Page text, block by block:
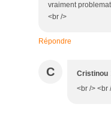
vraiment
<br />
Répondre
C Cristinou
<br /> <br